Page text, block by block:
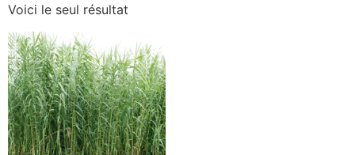
Voici le seul résultat